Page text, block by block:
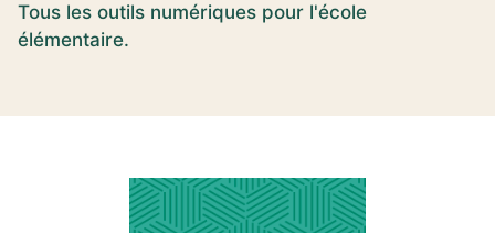
Tous les outils numériques pour l'école
élémentaire.